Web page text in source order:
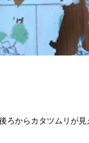
からカタツムリが見